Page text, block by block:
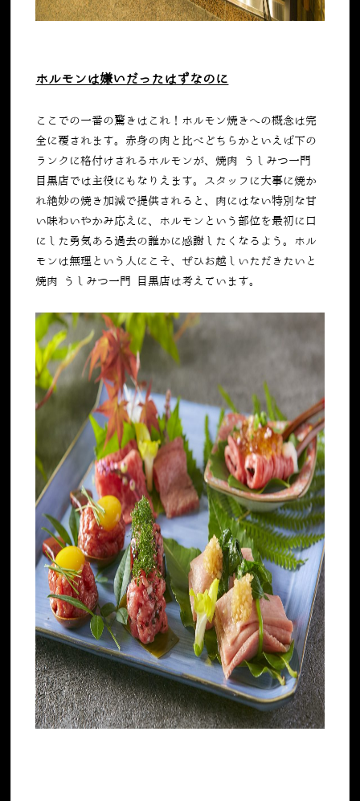
ホルモンは嫌いだったはずなのに
ここでの一番の驚きはこれ！ホルモン焼きへの概念は完
全に覆されます。赤身の肉と比べどちらかといえば下の
ランクに格付けされるホルモンが、焼肉 うしみつ一門
目黒店では主役にもなりえます。スタッフに大事に焼か
れ絶妙の焼き加減で提供されると、肉にはない特別な甘
い味わいやかみ応えに、ホルモンという部位を最初に口
にした勇気ある過去の誰かに感謝したくなるよう。ホル
モンは無理という人にこそ、ぜひお越しいただきたいと
焼肉 うしみつ一門 目黒店は考えています。